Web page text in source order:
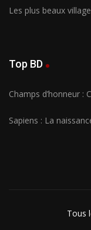
Les plus beaux
Top BD
Champs d’honneur :
Sapiens : La
Tous